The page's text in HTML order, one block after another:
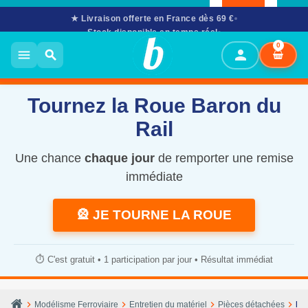
★ Livraison offerte en France dès 69 €
Stock disponible en temps réel
02 61 53 58 90
· Mar–Sam 10h–12h & 14h–17h30
menu search person
0
Tournez la Roue Baron du
Rail
Une chance chaque jourde remporter une remise
immédiate
🎡 JE TOURNE LA ROUE
⏱️ C'est gratuit • 1 participation par jour • Résultat immédiat
chevron_right Modélisme Ferroviaire chevron_right Entretien du matériel chevron_right Pièces détachées chevron_right